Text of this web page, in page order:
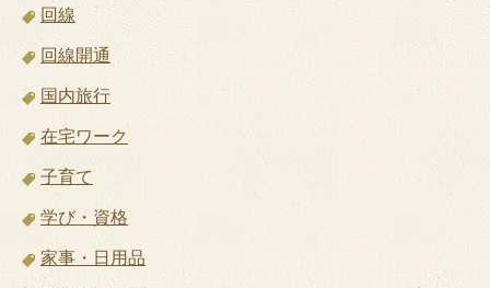
回線
回線開通
国内旅行
在宅ワーク
子育て
学び・資格
家事・日用品